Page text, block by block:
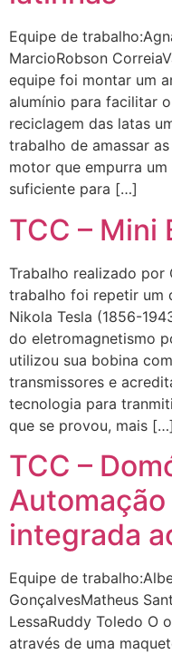
Equipe de
MarcioRobson
equipe foi montar um
alumínio para facilitar
reciclagem das latas
trabalho de amassar
motor que empurra
suficiente para […]
TCC – Mini
Trabalho realizado por
trabalho foi repetir um
Nikola Tesla (1856-
do eletromagnetismo
utilizou sua bobina
transmissores e
tecnologia para
que se provou, mais […]
TCC –
integrada
Equipe de
GonçalvesMatheus
LessaRuddy Toledo O
através de uma